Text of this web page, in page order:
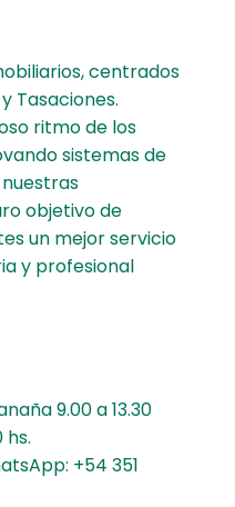
centrados
Tasaciones.
ritmo de los
sistemas de
objetivo de
un mejor servicio
y profesional
9.00 a 13.30
hs.
+54 351